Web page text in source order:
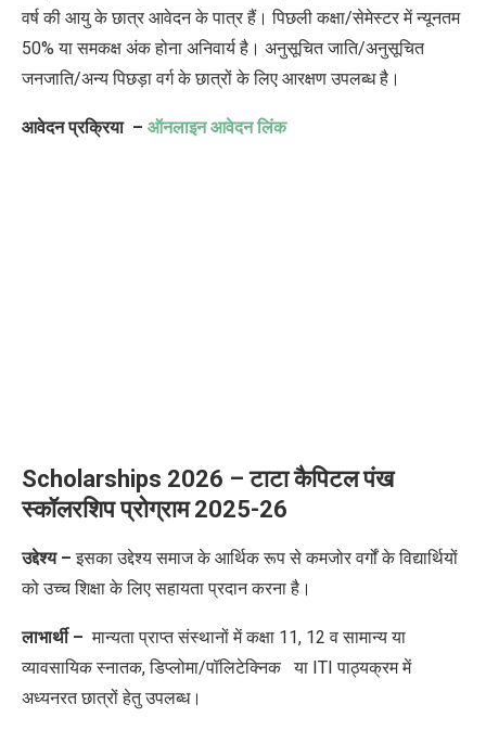
वर्ष की आयु के छात्र आवेदन के पात्र हैं। पिछली कक्षा/सेमेस्टर में न्यूनतम
50% या समकक्ष अंक होना अनिवार्य है। अनुसूचित जाति/अनुसूचित
जनजाति/अन्य पिछड़ा वर्ग के छात्रों के लिए आरक्षण उपलब्ध है।
आवेदन प्रक्रिया – ऑनलाइन आवेदन लिंक
Scholarships 2026 – टाटा कैपिटल पंख
स्कॉलरशिप प्रोग्राम 2025-26
उद्देश्य – ​इसका उद्देश्य समाज के आर्थिक रूप से कमजोर वर्गों के विद्यार्थियों
को उच्च शिक्षा के लिए सहायता प्रदान करना है।
लाभार्थी – मान्यता प्राप्त संस्थानों में कक्षा 11, 12 व सामान्य या
व्यावसायिक स्नातक,डिप्लोमा/पॉलिटेक्निक या ITIपाठ्यक्रम में
अध्यनरत छात्रों हेतु उपलब्ध।